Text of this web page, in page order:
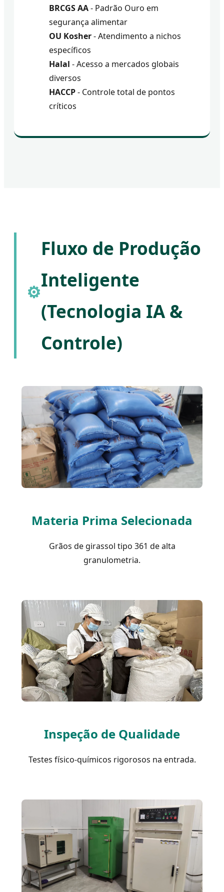
BRCGS AA- Padrão Ouro em
segurança alimentar
OU Kosher- Atendimento a nichos
específicos
Halal - Acesso a mercados globais
diversos
HACCP- Controle total de pontos
críticos
⚙️
Fluxo de Produção
Inteligente
(Tecnologia IA &
Controle)
Materia Prima Selecionada
Grãos de girassol tipo 361 de alta
granulometria.
Inspeção de Qualidade
Testes físico-químicos rigorosos na entrada.